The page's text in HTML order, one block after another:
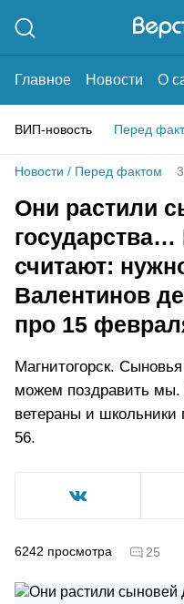
Главное Новости О
ВИП-новость Перед
Новости / Перед фактом
Они растили
считают:
Валентинов
про 15
Магнитогорск.
можем поздравить мы.
ветераны и
56.
6242 просмотра 25